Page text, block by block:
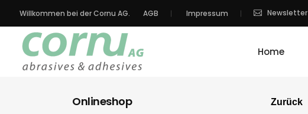
Willkommen bei der Cornu AG. AGB Impressum Newsletter
Home
Onlineshop Zurück